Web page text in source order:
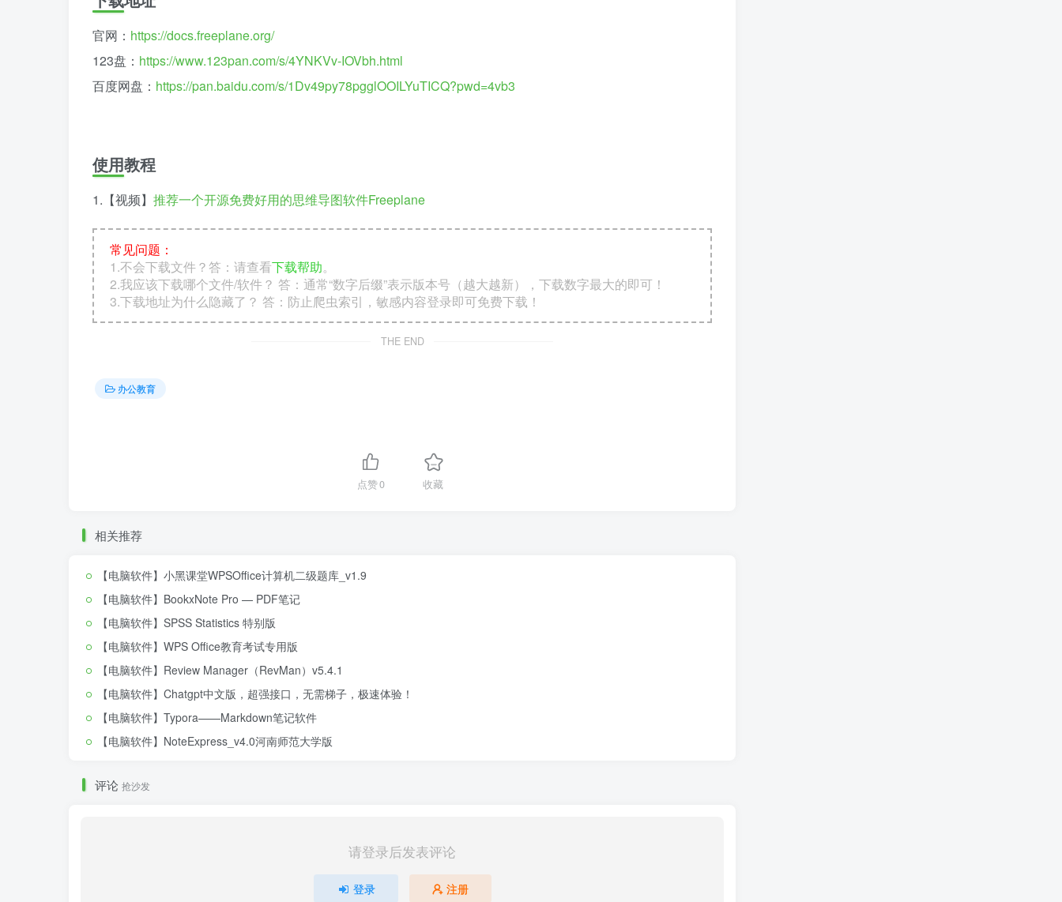
官网： https://docs.freeplane.org/
123盘： https://www.123pan.com/s/4YNKVv-IOVbh.html
百度网盘： https://pan.baidu.com/s/1Dv49py78pgglOOILYuTICQ?pwd=4vb3
使用教程
1.【视频】 推荐一个开源免费好用的思维导图软件Freeplane
常见问题：
1.不会下载文件？答：请查看下载帮助。
2.我应该下载哪个文件/软件？ 答：通常“数字后缀”表示版本号（越大越新），下载数字最大的即可！
3.下载地址为什么隐藏了？ 答：防止爬虫索引，敏感内容登录即可免费下载！
THE END
办公教育
点赞0 收藏
相关推荐
【电脑软件】小黑课堂WPSOffice计算机二级题库_v1.9
【电脑软件】BookxNote Pro — PDF笔记
【电脑软件】SPSS Statistics 特别版
【电脑软件】WPS Office教育考试专用版
【电脑软件】Review Manager（RevMan）v5.4.1
【电脑软件】Chatgpt中文版，超强接口，无需梯子，极速体验！
【电脑软件】Typora——Markdown笔记软件
【电脑软件】NoteExpress_v4.0河南师范大学版
评论 抢沙发
请登录后发表评论
登录 注册